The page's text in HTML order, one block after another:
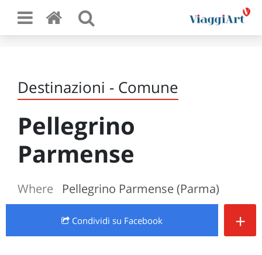
Destinazioni - Comune
Pellegrino
Parmense
Where Pellegrino Parmense (Parma)
Condividi su Facebook +